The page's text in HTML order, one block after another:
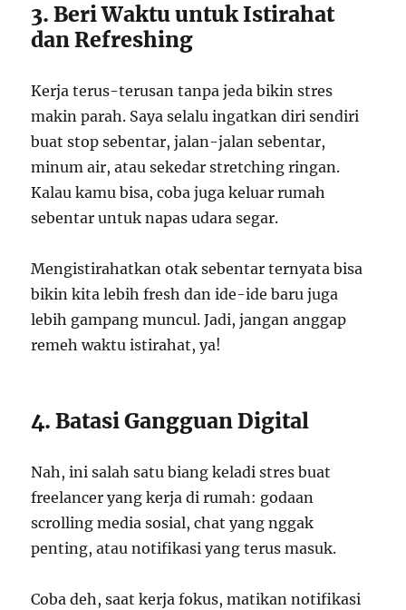
3. Beri Waktu untuk Istirahat
dan Refreshing
Kerja terus-terusan tanpa jeda bikin stres
makin parah. Saya selalu ingatkan diri sendiri
buat stop sebentar, jalan-jalan sebentar,
minum air, atau sekedar stretching ringan.
Kalau kamu bisa, coba juga keluar rumah
sebentar untuk napas udara segar.
Mengistirahatkan otak sebentar ternyata bisa
bikin kita lebih fresh dan ide-ide baru juga
lebih gampang muncul. Jadi, jangan anggap
remeh waktu istirahat, ya!
4. Batasi Gangguan Digital
Nah, ini salah satu biang keladi stres buat
freelancer yang kerja di rumah: godaan
scrolling media sosial, chat yang nggak
penting, atau notifikasi yang terus masuk.
Coba deh, saat kerja fokus, matikan notifikasi